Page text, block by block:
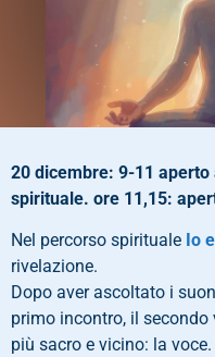
20 dicembre: 9-11
spirituale. ore 11,15:
Nel percorso spirituale Io
rivelazione.
Dopo aver ascoltato i
primo incontro, il
più sacro e vicino: la